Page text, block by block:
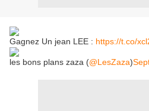
Gagnez Un jean LEE : https://t.co/
les bons plans zaza (@LesZaza)